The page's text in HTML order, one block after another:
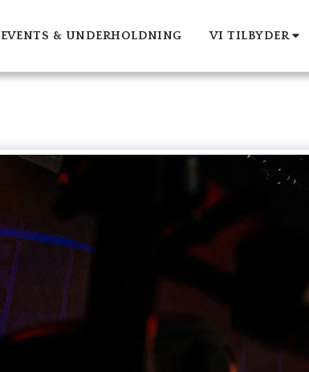
EVENTS & UNDERHOLDNING VI TILBYDER